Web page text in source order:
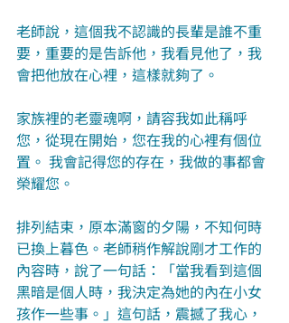
老師說，這個我不認識的長輩是誰不重
要，重要的是告訴他，我看見他了，我
會把他放在心裡，這樣就夠了。
家族裡的老靈魂啊，請容我如此稱呼
您，從現在開始，您在我的心裡有個位
置。 我會記得您的存在，我做的事都會
榮耀您。
排列結束，原本滿窗的夕陽，不知何時
已換上暮色。老師稍作解說剛才工作的
內容時，說了一句話：「當我看到這個
黑暗是個人時，我決定為她的內在小女
孩作一些事。」這句話，震撼了我心，